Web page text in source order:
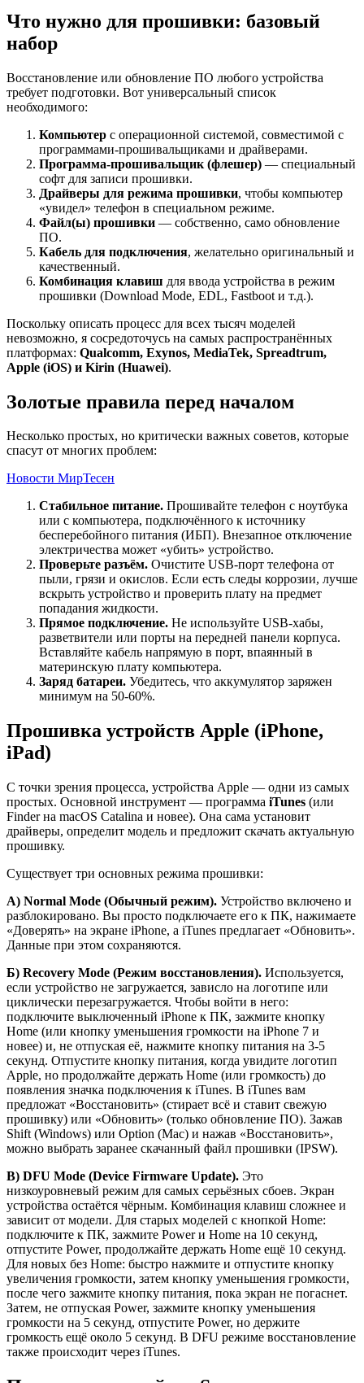
Что нужно для прошивки: базовый
набор
Восстановление или обновление ПО любого устройства
требует подготовки. Вот универсальный список
необходимого:
Компьютер с операционной системой, совместимой с
программами-прошивальщиками и драйверами.
Программа-прошивальщик (флешер) — специальный
софт для записи прошивки.
Драйверы для режима прошивки, чтобы компьютер
«увидел» телефон в специальном режиме.
Файл(ы) прошивки — собственно, само обновление
ПО.
Кабель для подключения, желательно оригинальный и
качественный.
Комбинация клавиш для ввода устройства в режим
прошивки (Download Mode, EDL, Fastboot и т.д.).
Поскольку описать процесс для всех тысяч моделей
невозможно, я сосредоточусь на самых распространённых
платформах: Qualcomm, Exynos, MediaTek, Spreadtrum,
Apple (iOS) и Kirin (Huawei).
Золотые правила перед началом
Несколько простых, но критически важных советов, которые
спасут от многих проблем:
Новости МирТесен
Стабильное питание. Прошивайте телефон с ноутбука
или с компьютера, подключённого к источнику
бесперебойного питания (ИБП). Внезапное отключение
электричества может «убить» устройство.
Проверьте разъём. Очистите USB-порт телефона от
пыли, грязи и окислов. Если есть следы коррозии, лучше
вскрыть устройство и проверить плату на предмет
попадания жидкости.
Прямое подключение. Не используйте USB-хабы,
разветвители или порты на передней панели корпуса.
Вставляйте кабель напрямую в порт, впаянный в
материнскую плату компьютера.
Заряд батареи. Убедитесь, что аккумулятор заряжен
минимум на 50-60%.
Прошивка устройств Apple (iPhone,
iPad)
С точки зрения процесса, устройства Apple — одни из самых
простых. Основной инструмент — программа iTunes (или
Finder на macOS Catalina и новее). Она сама установит
драйверы, определит модель и предложит скачать актуальную
прошивку.
Существует три основных режима прошивки:
А) Normal Mode (Обычный режим). Устройство включено и
разблокировано. Вы просто подключаете его к ПК, нажимаете
«Доверять» на экране iPhone, а iTunes предлагает «Обновить».
Данные при этом сохраняются.
Б) Recovery Mode (Режим восстановления). Используется,
если устройство не загружается, зависло на логотипе или
циклически перезагружается. Чтобы войти в него:
подключите выключенный iPhone к ПК, зажмите кнопку
Home (или кнопку уменьшения громкости на iPhone 7 и
новее) и, не отпуская её, нажмите кнопку питания на 3-5
секунд. Отпустите кнопку питания, когда увидите логотип
Apple, но продолжайте держать Home (или громкость) до
появления значка подключения к iTunes. В iTunes вам
предложат «Восстановить» (стирает всё и ставит свежую
прошивку) или «Обновить» (только обновление ПО). Зажав
Shift (Windows) или Option (Mac) и нажав «Восстановить»,
можно выбрать заранее скачанный файл прошивки (IPSW).
В) DFU Mode (Device Firmware Update). Это
низкоуровневый режим для самых серьёзных сбоев. Экран
устройства остаётся чёрным. Комбинация клавиш сложнее и
зависит от модели. Для старых моделей с кнопкой Home:
подключите к ПК, зажмите Power и Home на 10 секунд,
отпустите Power, продолжайте держать Home ещё 10 секунд.
Для новых без Home: быстро нажмите и отпустите кнопку
увеличения громкости, затем кнопку уменьшения громкости,
после чего зажмите кнопку питания, пока экран не погаснет.
Затем, не отпуская Power, зажмите кнопку уменьшения
громкости на 5 секунд, отпустите Power, но держите
громкость ещё около 5 секунд. В DFU режиме восстановление
также происходит через iTunes.